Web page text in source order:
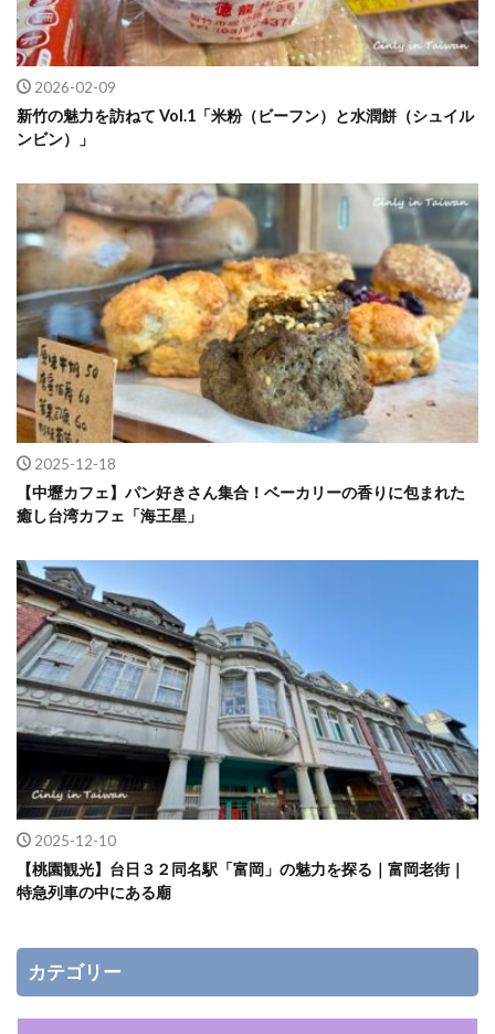
2026-02-09
新竹の魅力を訪ねて Vol.1「米粉（ビーフン）と水潤餅（シュイル
ンビン）」
2025-12-18
【中壢カフェ】パン好きさん集合！ベーカリーの香りに包まれた
癒し台湾カフェ「海王星」
2025-12-10
【桃園観光】台日３２同名駅「富岡」の魅力を探る｜富岡老街｜
特急列車の中にある廟
カテゴリー